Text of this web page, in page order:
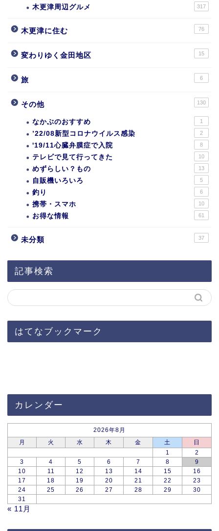
木更津周辺グルメ 317
木更津に住む 76
変わりゆく金田地区 15
旅 6
その他 130
なかぶのおすすめ 1
’22/08新型コロナウイルス感染 2
'19/11心臓弁膜症で入院 8
テレビで見て行ってきた 10
めずらしい？もの 13
自販機いろいろ 5
釣り 6
携帯・スマホ 10
お得な情報 61
未分類 37
記事検索
はてなブックマーク
カレンダー
2026年8月
月
火 水 木 金 土
日
1
2
3
4 5 6 7 8
9
10
11 12 13 14 15
16
17
18 19 20 21 22
23
24
25 26 27 28 29
30
31
« 11月